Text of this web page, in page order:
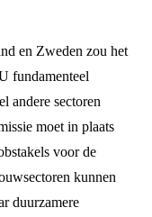
en Zweden zou het
fundamenteel
andere sectoren
moet in plaats
voor de
kunnen
duurzamere